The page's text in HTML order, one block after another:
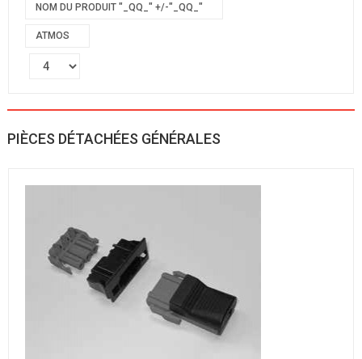
NOM DU PRODUIT "_QQ_" +/-"_QQ_"
ATMOS
PIÈCES DÉTACHÉES GÉNÉRALES